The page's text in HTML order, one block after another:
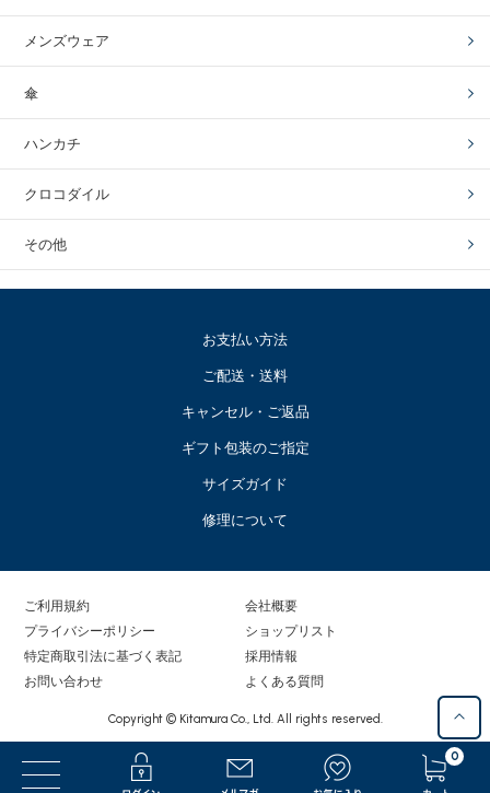
0
メンズウェア
傘
ハンカチ
クロコダイル
その他
お支払い方法
ご配送・送料
キャンセル・ご返品
ギフト包装のご指定
サイズガイド
修理について
ご利用規約
プライバシーポリシー
特定商取引法に基づく表記
お問い合わせ
会社概要
ショップリスト
採用情報
よくある質問
Copyright © Kitamura Co., Ltd. All rights reserved.